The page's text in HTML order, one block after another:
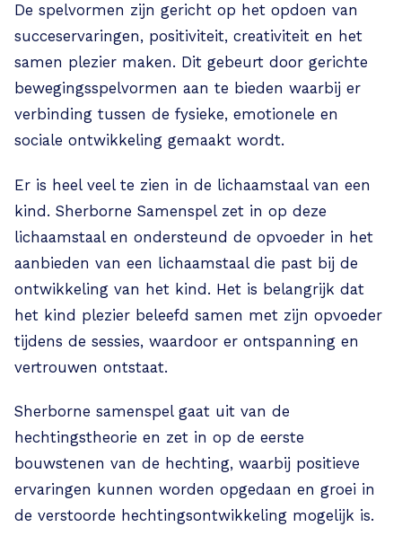
De spelvormen zijn gericht op het opdoen van
succeservaringen, positiviteit, creativiteit en het
samen plezier maken. Dit gebeurt door gerichte
bewegingsspelvormen aan te bieden waarbij er
verbinding tussen de fysieke, emotionele en
sociale ontwikkeling gemaakt wordt.
Er is heel veel te zien in de lichaamstaal van een
kind. Sherborne Samenspel zet in op deze
lichaamstaal en ondersteund de opvoeder in het
aanbieden van een lichaamstaal die past bij de
ontwikkeling van het kind. Het is belangrijk dat
het kind plezier beleefd samen met zijn opvoeder
tijdens de sessies, waardoor er ontspanning en
vertrouwen ontstaat.
Sherborne samenspel gaat uit van de
hechtingstheorie en zet in op de eerste
bouwstenen van de hechting, waarbij positieve
ervaringen kunnen worden opgedaan en groei in
de verstoorde hechtingsontwikkeling mogelijk is.